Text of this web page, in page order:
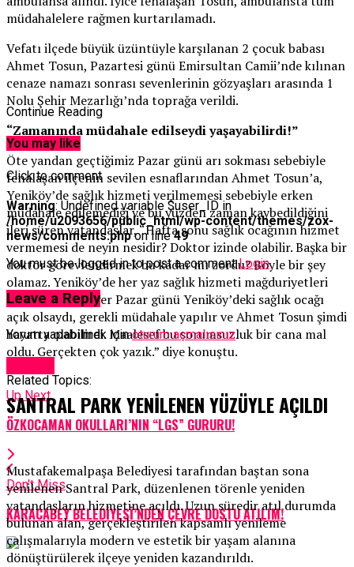
müdahalelere rağmen kurtarılamadı.
Vefatı ilçede büyük üzüntüyle karşılanan 2 çocuk babası
Ahmet Tosun, Pazartesi günü Emirsultan Camii’nde kılınan
cenaze namazı sonrası sevenlerinin gözyaşları arasında 1
Nolu Şehir Mezarlığı’nda toprağa verildi.
“Zamanında müdahale edilseydi yaşayabilirdi!”
Öte yandan geçtiğimiz Pazar günü arı sokması sebebiyle
fenalaşan ilçenin sevilen esnaflarından Ahmet Tosun’a,
Yeniköy’de sağlık hizmeti verilmemesi sebebiyle erken
müdahale edilemediği ve bu yüzden zaman kaybedildiğini
ileri süren vatandaşlar, “Hafta sonu sağlık ocağının hizmet
vermemesi de neyin nesidir? Doktor izinde olabilir. Başka bir
doktor görevlendirmek bu kadar mı zordu? Böyle bir şey
olamaz. Yeniköy’de her yaz sağlık hizmeti mağduriyetleri
devam ediyor. Eğer Pazar günü Yeniköy’deki sağlık ocağı
açık olsaydı, gerekli müdahale yapılır ve Ahmet Tosun şimdi
hayatta olabilirdi. Maalesef bu sorumsuzluk bir cana mal
oldu. Gerçekten çok yazık.” diye konuştu.
Related Topics:
Up Next
ÖZKOCAMAN OKULLARI’NIN “LGS” GURURU!
Don't Miss
KARACABEY BELEDİYESİ’NDEN ÇEVRE DOSTU ATILIM!
Continue Reading
You may like
Click to comment
Warning: Undefined variable $user_ID in
/home/u2093656/public_html/wp-content/themes/zox-
news/comments.phpon line49
You must be logged in to post a commentLogin
Leave a Reply
Yorum yapabilmek içinoturum açmalısınız.
SANTRAL PARK YENİLENEN YÜZÜYLE AÇILDI
Mustafakemalpaşa Belediyesi tarafından baştan sona
yenilenen Santral Park, düzenlenen törenle yeniden
vatandaşların hizmetine açıldı. Uzun süredir atıl durumda
bulunan alan, gerçekleştirilen kapsamlı yenileme
çalışmalarıyla modern ve estetik bir yaşam alanına
dönüştürülerek ilçeye yeniden kazandırıldı.